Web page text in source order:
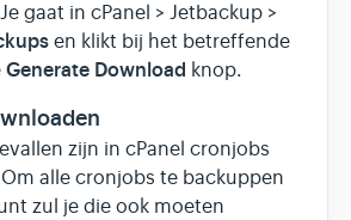
gaat in cPanel > Jetbackup >
en klikt bij het betreffende
Generate Download knop.
zijn in cPanel cronjobs
alle cronjobs te backuppen
zul je die ook moeten